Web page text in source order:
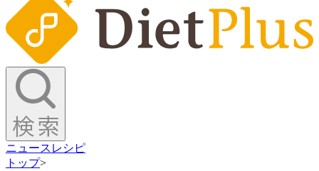
ニュース レシピ
トップ>